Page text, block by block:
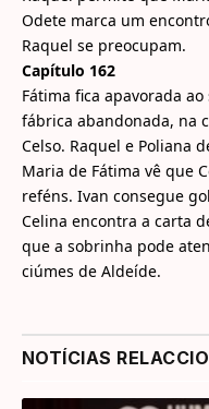
Odete marca um
Raquel se preocupam.
Capítulo 162
Fátima fica apavorada
fábrica abandonada, na
Celso. Raquel e Poliana
Maria de Fátima vê que
reféns. Ivan consegue
Celina encontra a carta
que a sobrinha pode
ciúmes de Aldeíde.
NOTÍCIAS